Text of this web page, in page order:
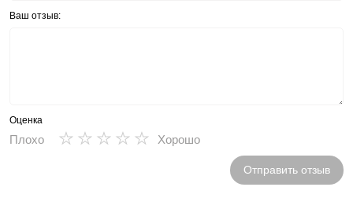
Ваш отзыв:
Оценка
Плохо ★
★
★
★
★ Хорошо
Отправить отзыв